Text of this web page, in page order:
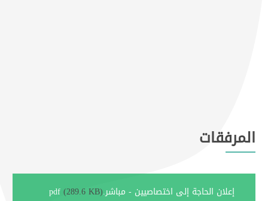
المرفقات
إعلان الحاجة إلى اختصاصيين - مباشر.pdf(289.6 KB)